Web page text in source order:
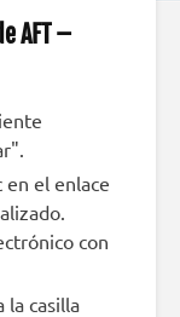
AFT –
en el enlace
con
la casilla